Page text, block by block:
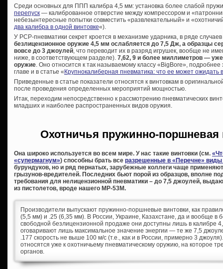
Среди основных для ППП калибра 4,5 мм: установка более слабой
перепуск — калиброванное отверстие между компрессором и
небезынтересные попытки совместить «развлекательный» и
два калибра в одной винтовке«).
У PCP-пневматики секрет кроется в механизме ударника, в ряде
безлицензионное оружие 4,5 мм ослабляется до 7,5 Дж, а образцы
вовсе до 3 джоулей , что переводит их в разряд игрушек, вообще не
ниже, в соответствующем разделе). 7,62, 9 и более миллиметров —
оружие . Оно относится к так называемому классу «BigBore»,
главе и в статье «Крупнокалиберная пневматика: что ее может ожидать
Приведенные в статье показатели относятся к винтовкам в
после проведения определенных мероприятий мощностью.
Итак, переходим непосредственно к рассмотрению пневматических
младших и наиболее распространенных видов оружия.
Охотничья пружинно-
Она широко используется во всем мире. У нас такие винтовки (см.
«супермагнум») способны брать все разрешенные в «Перечне» виды
бурундуков, но и ряд пернатых, зарубежные коллеги чаще
грызунов-вредителей. Последних бьют порой из образцов, вполне
требования для нелицензионной пневматики – до 7,5 джоулей,
из пистолетов, вроде нашего МР-53М.
Производители выпускают пружинно-поршневые винтовки, как
(5,5 мм) и .25 (6,35 мм). В России, Украине, Казахстане, да и вообще в
свободной безлицензионной продаже они доступны лишь в калибре
оговаривают лишь максимальное значение энергии — те же 7,5
.177 скорость не выше 100 м/с (т.е., как и в России, примерно 3
относятся уже к охотничьему пневматическому оружию, на которое
органов.